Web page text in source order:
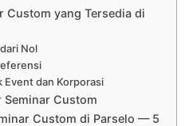
Custom yang Tersedia di
Nol
Event dan Korporasi
Seminar Custom
Custom di Parselo — 5